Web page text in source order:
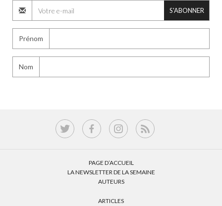
S'ABONNER
Prénom
Nom
PAGE D’ACCUEIL
LA NEWSLETTER DE LA SEMAINE
AUTEURS
ARTICLES